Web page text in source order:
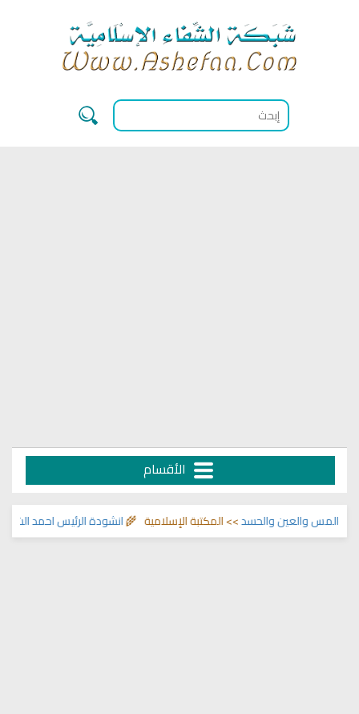
الأقسام
انشودة الرئيس احمد الشرع>> والعين والحسد>> المكتبة الإسلامية 🌾